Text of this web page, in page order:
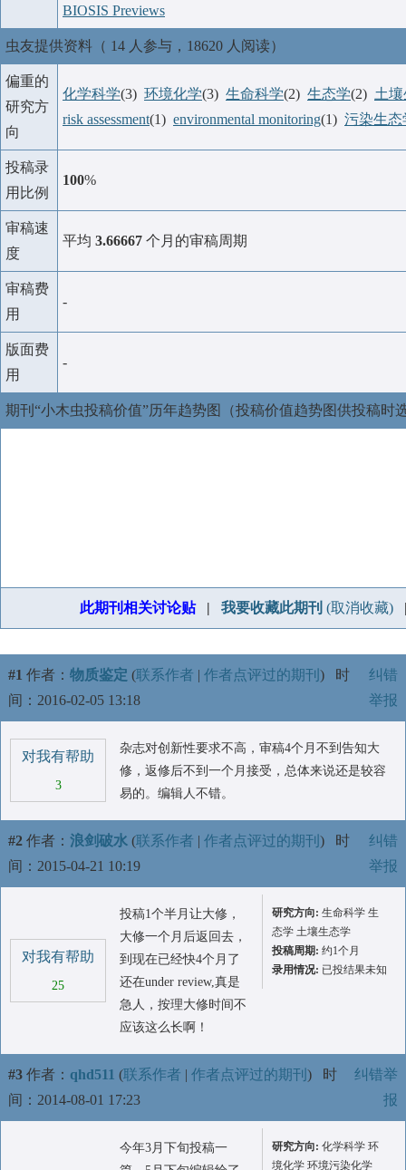
BIOSIS Previews
虫友提供资料（ 14 人参与，18620 人阅读）
偏重的
研究方
向
化学科学(3) 环境化学(3) 生命科学(2) 生态学(2) 土
risk assessment(1) environmental monitoring(1) 污染生态
投稿录
用比例
100%
审稿速
度
平均 3.66667 个月的审稿周期
审稿费
用
-
版面费
用
-
期刊“小木虫投稿价值”历年趋势图（投稿价值趋势图供投稿时
此期刊相关讨论贴| 我要收藏此期刊 (取消收藏)
#1 作者： 物质鉴定 (联系作者 | 作者点评过的期刊 ) 时
间：2016-02-05 13:18
纠错
举报
对我有帮助
3
杂志对创新性要求不高，审稿4个月不到告知大
修，返修后不到一个月接受，总体来说还是较容
易的。编辑人不错。
#2 作者： 浪剑破水 (联系作者 | 作者点评过的期刊 ) 时
间：2015-04-21 10:19
纠错
举报
对我有帮助
25
投稿1个半月让大修，
大修一个月后返回去，
到现在已经快4个月了
还在under review,真是
急人，按理大修时间不
应该这么长啊！
研究方向: 生命科学 生
态学 土壤生态学
投稿周期: 约1个月
录用情况: 已投结果未知
#3 作者： qhd511 (联系作者 | 作者点评过的期刊 ) 时
间：2014-08-01 17:23
纠错举
报
今年3月下旬投稿一
研究方向: 化学科学 环
境化学 环境污染化学